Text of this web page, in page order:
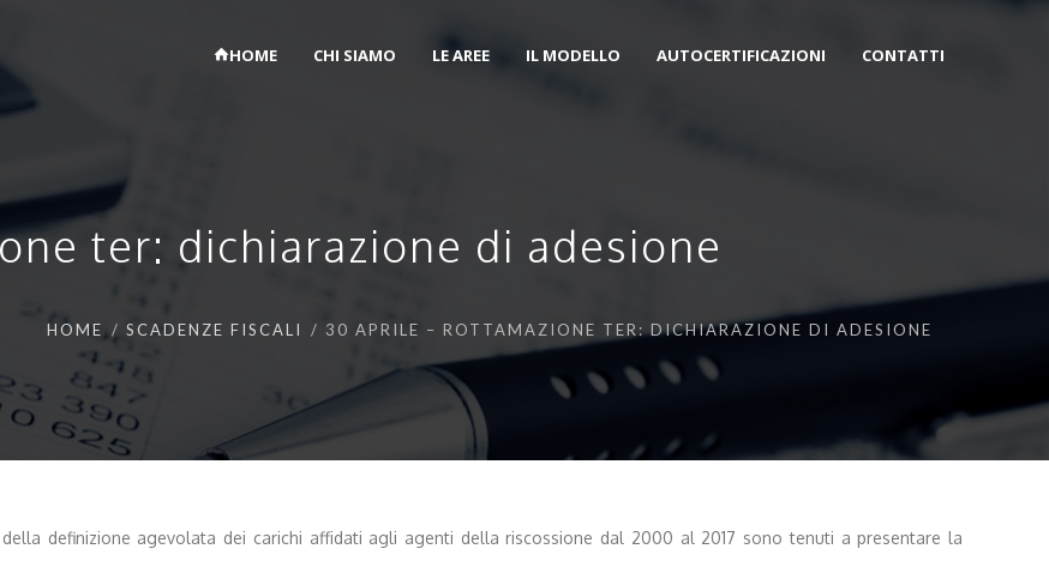
HOME CHI SIAMO LE AREE IL MODELLO AUTOCERTIFICAZIONI CONTATTI
ter: dichiarazione di adesione
HOME SCADENZE FISCALI 30 APRILE – ROTTAMAZIONE TER: DICHIARAZIONE DI ADESIONE
definizione agevolata dei carichi affidati agli agenti della riscossione dal 2000 al 2017 sono tenuti a presentare la